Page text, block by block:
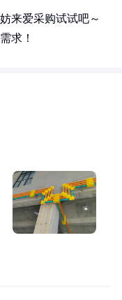
来爱采购试试吧～
求！